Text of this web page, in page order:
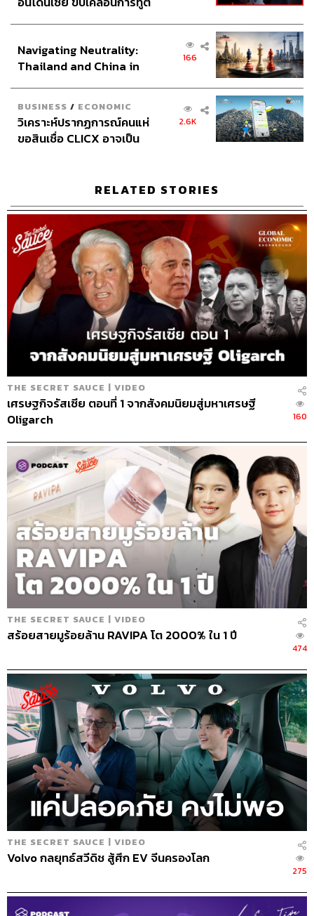
Proofreader ลักษณ์นารา พักตร์เพียงจันทร์
Webmaster ณฐพร โรจน์อนุสรณ์
Social Media Admins วนัชพร ดวงนิล, สุทธกิตติ์​ สุทธาวรรณ
กุล, ธิติกร ลิ้มทองมณี, วิมลณัฐ พรศิริอนันต์
Archive Officer ชริน จำปาวัน
TAGS: โนเบล สรุป รีวิว Podcast
Thinking
นครินทร์
Fast and Slow เคน
คิด
The Standard Podcast
เร็วและช้า
The Secret Sauce
ระบบ 1
เคน นครินทร์
ระบบ 2
นครินทร์ วนกิจไพบูลย์
ข้อบกพร่อง
หนังสือ
ความคิด
เศรษฐศาสตร์พฤติกรรม
Daniel Kahneman
ถอดบทเรียน
243
ABOUT THE HOST
นครินทร์ วนกิจไพบูลย์
บรรณาธิการบริหาร สำนักข่าว THE
STANDARD วิทยากรด้านสื่อและการทำคอน
เทนต์ออนไลน์
อินโดนีเซีย
Navigating Neutrality:
Thailand and China in
166
BUSINESS / ECONOMIC
วิเคราะห์ปรากฏการณ์คนแห่
ขอสินเชื่อ CLICX อาจเป็น
2.6K
RELATED STORIES
THE SECRET SAUCE | VIDEO
เศรษฐกิจรัสเซีย ตอนที่ 1 จากสังคมนิยมสู่มหาเศรษฐี
Oligarch
160
THE SECRET SAUCE | VIDEO
สร้อยสายมูร้อยล้าน RAVIPA โต 2000% ใน 1 ปี
474
THE SECRET SAUCE | VIDEO
Volvo กลยุทธ์สวีดิช สู้ศึก EV จีนครองโลก
275